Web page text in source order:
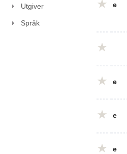
Utgiver
Språk
e
e
e
e